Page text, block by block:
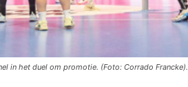
in het duel om promotie. (Foto: Corrado Francke).